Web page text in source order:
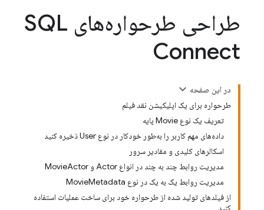
طراحی طرحواره‌های SQL
Connect
در این صفحه
طرحواره برای یک اپلیکیشن نقد فیلم
تعریف یک نوع Movie پایه
داده‌های مهم کاربر را به‌طور خودکار در نوع User ذخیره کنید
اسکالرهای کلیدی و مقادیر سرور
مدیریت روابط چند به چند در انواع Actor و MovieActor
مدیریت روابط یک به یک در نوع MovieMetadata
از فیلدهای تولید شده از طرحواره خود برای ساخت عملیات استفاده
کنید